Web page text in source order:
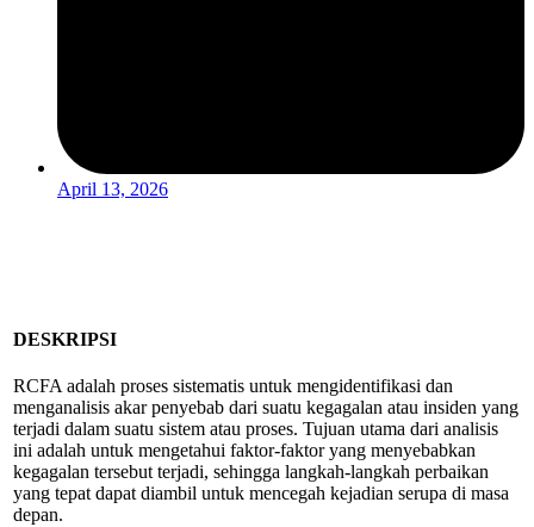
April 13, 2026
DESKRIPSI
RCFA adalah proses sistematis untuk mengidentifikasi dan
menganalisis akar penyebab dari suatu kegagalan atau insiden yang
terjadi dalam suatu sistem atau proses. Tujuan utama dari analisis
ini adalah untuk mengetahui faktor-faktor yang menyebabkan
kegagalan tersebut terjadi, sehingga langkah-langkah perbaikan
yang tepat dapat diambil untuk mencegah kejadian serupa di masa
depan.